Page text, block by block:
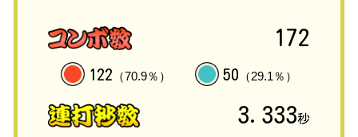
172
122 （70.9％） 50 （29.1％）
3.333秒